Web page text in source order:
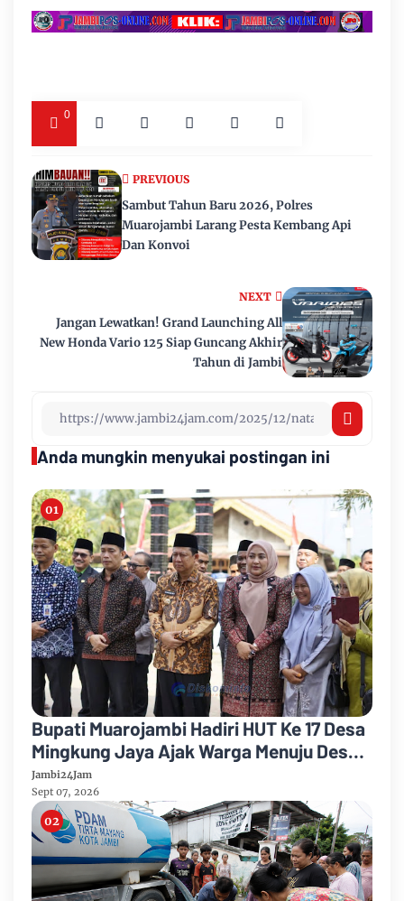
0
NEXT
Jangan Lewatkan! Grand Launching All
New Honda Vario 125 Siap Guncang Akhir
Tahun di Jambi
PREVIOUS
Sambut Tahun Baru 2026, Polres
Muarojambi Larang Pesta Kembang Api
Dan Konvoi
Anda mungkin menyukai postingan ini
Bupati Muarojambi Hadiri HUT Ke 17 Desa
Mingkung Jaya Ajak Warga Menuju Desa
Mandiri 2026
Jambi24Jam
Sept 07, 2026